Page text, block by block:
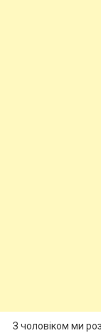
З чоловіком ми